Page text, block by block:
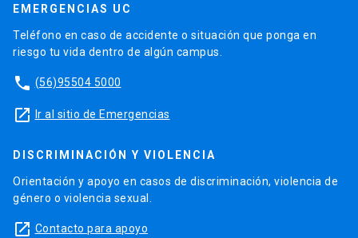
EMERGENCIAS UC
Teléfono en caso de accidente o situación que ponga en
riesgo tu vida dentro de algún campus.
phone (56)95504 5000
launch Ir al sitio de Emergencias
DISCRIMINACIÓN Y VIOLENCIA
Orientación y apoyo en casos de discriminación, violencia de
género o violencia sexual.
launch Contacto para apoyo